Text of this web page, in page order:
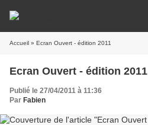
Accueil » Ecran Ouvert - édition 2011
Ecran Ouvert - édition 2011
Publié le 27/04/2011 à 11:36
Par Fabien